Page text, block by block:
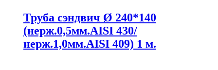
Труба сэндвич Ø 240*140
(нерж.0,5мм.AISI 430/
нерж.1,0мм.AISI 409) 1 м.